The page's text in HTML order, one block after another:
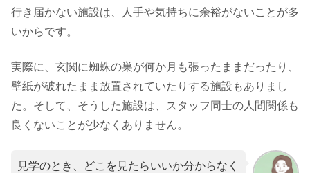
行き届かない施設は、人手や気持ちに余裕がないことが多
いからです。
実際に、玄関に蜘蛛の巣が何か月も張ったままだったり、
壁紙が破れたまま放置されていたりする施設もありまし
た。そして、そうした施設は、スタッフ同士の人間関係も
良くないことが少なくありません。
見学のとき、どこを見たらいいか分からなく